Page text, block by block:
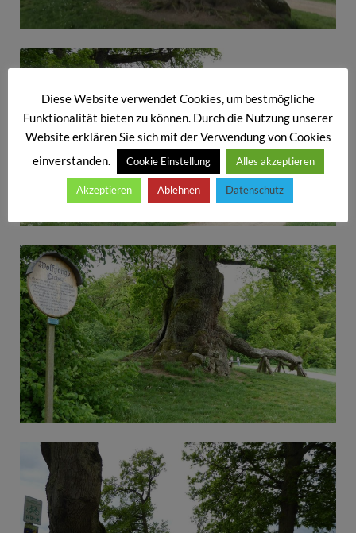
Diese Website verwendet Cookies, um bestmögliche
Funktionalität bieten zu können. Durch die Nutzung unserer
Website erklären Sie sich mit der Verwendung von Cookies
einverstanden.
Cookie Einstellung Alles akzeptieren
Akzeptieren Ablehnen Datenschutz